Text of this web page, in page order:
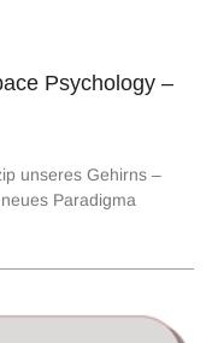
Psychology –
unseres Gehirns –
Paradigma